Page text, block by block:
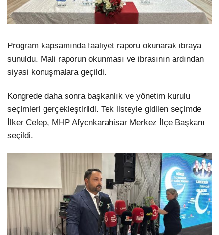
Program kapsamında faaliyet raporu okunarak ibraya
sunuldu. Mali raporun okunması ve ibrasının ardından
siyasi konuşmalara geçildi.
Kongrede daha sonra başkanlık ve yönetim kurulu
seçimleri gerçekleştirildi. Tek listeyle gidilen seçimde
İlker Celep, MHP Afyonkarahisar Merkez İlçe Başkanı
seçildi.